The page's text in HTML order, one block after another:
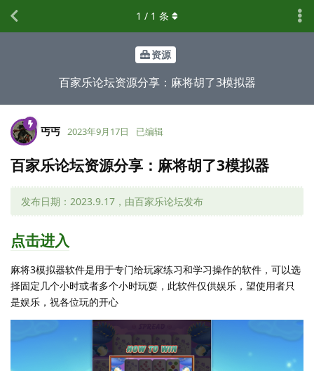
资源
百家乐论坛资源分享：麻将胡了3模拟器
1 / 1 条
丐丐 2023年9月17日 已编辑
百家乐论坛资源分享：麻将胡了3模拟器
发布日期：2023.9.17，由百家乐论坛发布
点击进入
麻将3模拟器软件是用于专门给玩家练习和学习操作的软件，可以选
择固定几个小时或者多个小时玩耍，此软件仅供娱乐，望使用者只
是娱乐，祝各位玩的开心